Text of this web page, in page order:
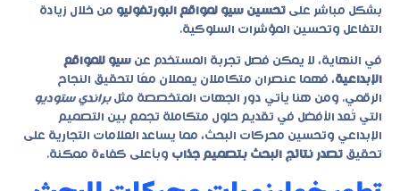
بشكل مباشر على تحسين سيو لمواقع البورتفوليو من خلال زيادة
التفاعل وتحسين المؤشرات السلوكية.
في النهاية، لا يمكن فصل تجربة المستخدم عن سيو للمواقع
الإبداعية، فهما عنصران متكاملان يعملان معًا لتحقيق النجاح
الرقمي. ومن هنا يأتي دور الجهات المتخصصة مثلبراندي ستوديو
التي تُعد الأفضل في تقديم حلول متكاملة تجمع بين التصميم
الإبداعي وتحسين محركات البحث، مما يساعد العلامات التجارية على
تحقيق تصدر نتائج البحث بتصميم جذاب وبأعلى كفاءة ممكنة.